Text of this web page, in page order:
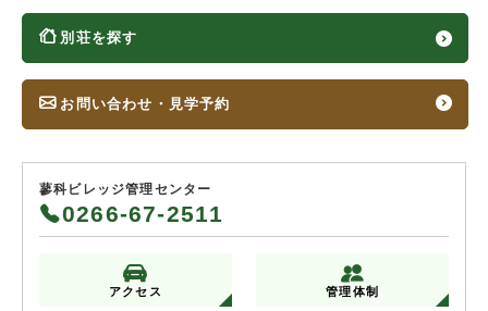
別荘を探す
お問い合わせ・見学予約
蓼科ビレッジ管理センター
0266-67-2511
アクセス 管理体制